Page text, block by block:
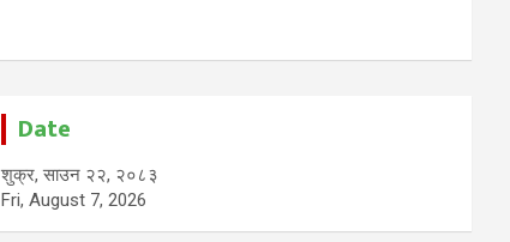
Date
शुक्र, साउन २२, २०८३
Fri, August 7, 2026